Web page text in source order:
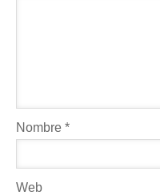
Nombre *
Web